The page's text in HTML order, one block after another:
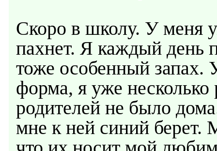
Скоро в школу. У меня
пахнет. Я каждый день
тоже особенный запах.
форма, я уже несколько
родителей не было
мне к ней синий берет.